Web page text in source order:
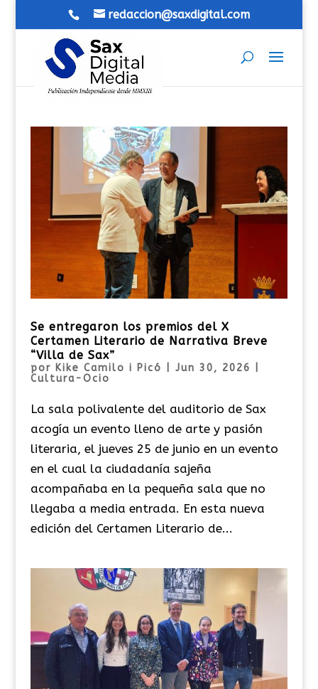
redaccion@saxdigital.com
Se entregaron los premios del X
Certamen Literario de Narrativa Breve
“Villa de Sax”
por Kike Camilo i Picó Jun 30, 2026
Cultura-Ocio
La sala polivalente del auditorio de Sax
acogía un evento lleno de arte y pasión
literaria, el jueves 25 de junio en un evento
en el cual la ciudadanía sajeña
acompañaba en la pequeña sala que no
llegaba a media entrada. En esta nueva
edición del Certamen Literario de...